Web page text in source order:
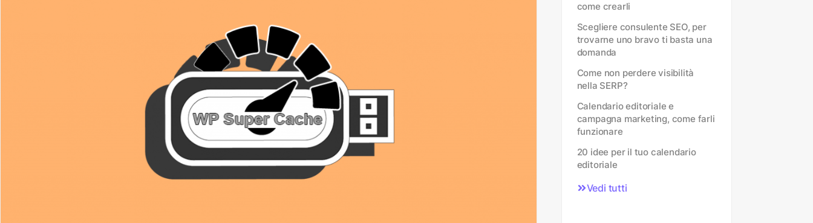
come crearli
Scegliere consulente SEO, per
trovarne uno bravo ti basta una
domanda
Come non perdere visibilità
nella SERP?
Calendario editoriale e
campagna marketing, come farli
funzionare
20 idee per il tuo calendario
editoriale
Vedi tutti